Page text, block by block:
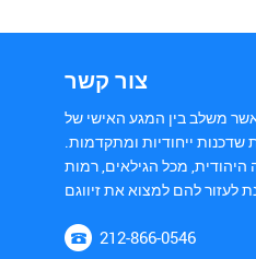
צור קשר
אשר משלב בין המגע האישי של
שדכנות ייחודיות ומתקדמות.
מכל הגילאים, רמות
212-866-0546